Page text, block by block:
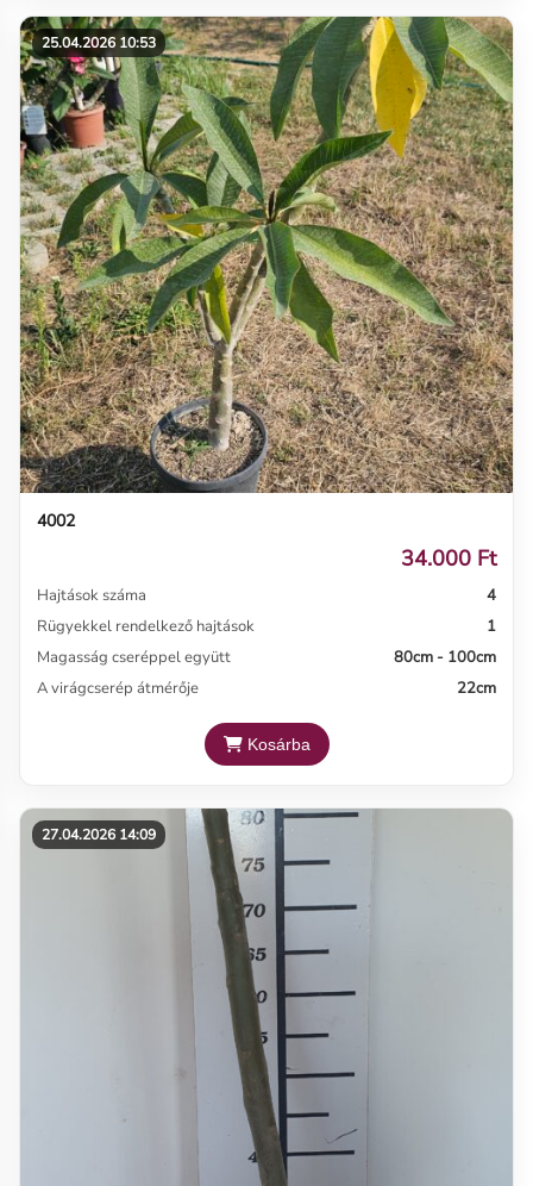
25.04.2026 10:53
4002
34.000 Ft
Hajtások száma
4
Rügyekkel rendelkező hajtások
1
Magasság cseréppel együtt
80cm - 100cm
A virágcserép átmérője
22cm
Kosárba
27.04.2026 14:09